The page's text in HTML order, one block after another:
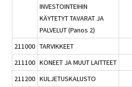
INVESTOINTEIHIN
KÄYTETYT TAVARAT JA
PALVELUT (Panos 2)
211000 TARVIKKEET
211100 KONEET JA MUUT LAITTEET
211200 KULJETUSKALUSTO